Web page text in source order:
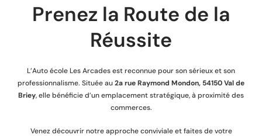
Prenez la Route de la
Réussite
L’Auto école Les Arcades est reconnue pour son sérieux et son
professionnalisme. Située au2a rue Raymond Mondon, 54150 Val de
Briey, elle bénéficie d’un emplacement stratégique, à proximité des
commerces.
Venez découvrir notre approche conviviale et faites de votre